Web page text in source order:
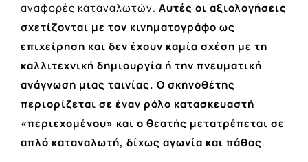
αναφορές καταναλωτών. Αυτές οι αξιολογήσεις
σχετίζονται με τον κινηματογράφο ως
επιχείρηση και δεν έχουν καμία σχέση με τη
καλλιτεχνική δημιουργία ή την πνευματική
ανάγνωση μιας ταινίας. Ο σκηνοθέτης
περιορίζεται σε έναν ρόλο κατασκευαστή
«περιεχομένου» και ο θεατής μετατρέπεται σε
απλό καταναλωτή, δίχως αγωνία και πάθος.